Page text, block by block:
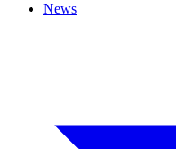
News